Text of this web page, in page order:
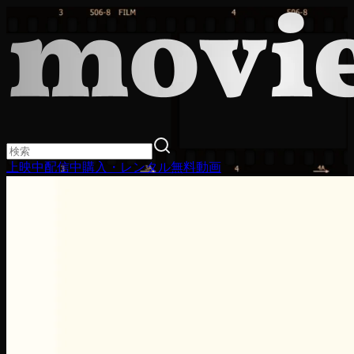
上映中配信中購入・レンタル無料動画